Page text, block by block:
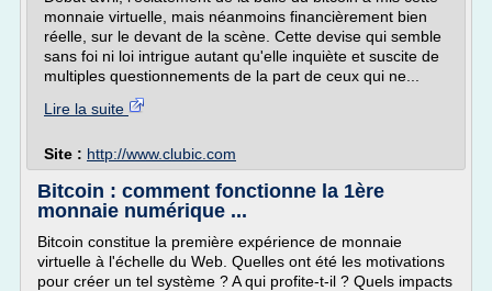
monnaie virtuelle, mais néanmoins financièrement bien
réelle, sur le devant de la scène. Cette devise qui semble
sans foi ni loi intrigue autant qu'elle inquiète et suscite de
multiples questionnements de la part de ceux qui ne...
Lire la suite
Site : http://www.clubic.com
Bitcoin : comment fonctionne la 1ère
monnaie numérique ...
Bitcoin constitue la première expérience de monnaie
virtuelle à l'échelle du Web. Quelles ont été les motivations
pour créer un tel système ? A qui profite-t-il ? Quels impacts